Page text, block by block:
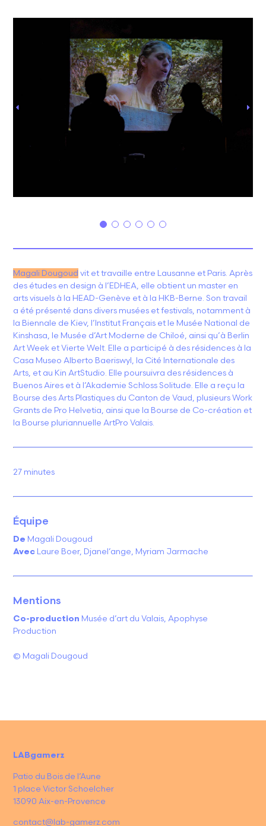
27 minutes
Équipe
De Magali Dougoud
Avec Laure Boer, Djanel’ange, Myriam Jarmache
Mentions
Co-production Musée d’art du Valais, Apophyse
Production
© Magali Dougoud
Magali Dougoud vit et travaille entre Lausanne et Paris. Après
des études en design à l’EDHEA, elle obtient un master en
arts visuels à la HEAD-Genève et à la HKB-Berne.Son travail
a été présenté dans divers musées et festivals, notamment à
la Biennale de Kiev, l’Institut Français et le Musée National de
Kinshasa, le Musée d’Art Moderne de Chiloé, ainsi qu’à Berlin
Art Week et Vierte Welt. Elle a participé à des résidences à la
Casa Museo Alberto Baeriswyl, la Cité Internationale des
Arts, et au Kin ArtStudio. Elle poursuivra des résidences à
Buenos Aires et à l’Akademie Schloss Solitude. Elle a reçu la
Bourse des Arts Plastiques du Canton de Vaud, plusieurs Work
Grants de Pro Helvetia, ainsi que la Bourse de Co-création et
la Bourse pluriannuelle ArtPro Valais.
LABgamerz
Patio du Bois de l’Aune
1 place Victor Schoelcher
13090 Aix-en-Provence
contact@lab-gamerz.com